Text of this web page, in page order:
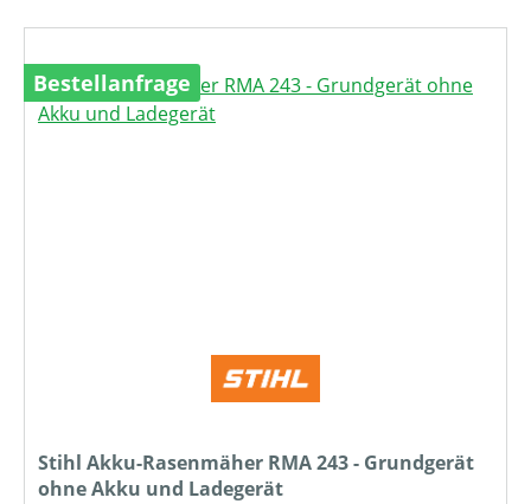
Bestellanfrage
Stihl Akku-Rasenmäher RMA 243 - Grundgerät
ohne Akku und Ladegerät